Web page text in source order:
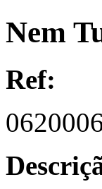
Nem
Ref: